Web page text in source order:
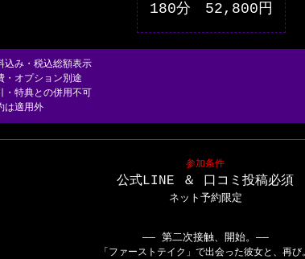
180分 52,800円
み・税込総額表示
オプション別途
特典との併用不可
適用外
参加条件
公式LINE ＆ 口コミ投稿必須
ネット予約限定
―― 第二次接触、開始。――
「ファーストテイク」で出会った彼女と、再び